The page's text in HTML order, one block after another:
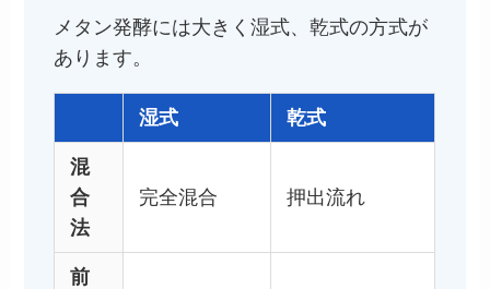
メタン発酵には大きく湿式、乾式の方式が
あります。
湿式 乾式
混
合
法
完全混合 押出流れ
前